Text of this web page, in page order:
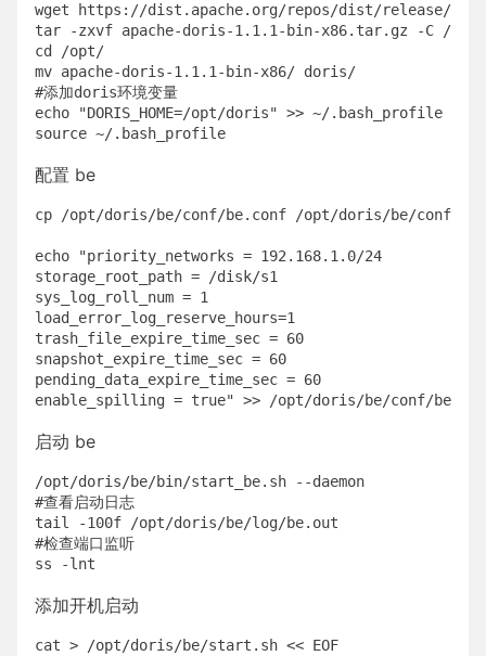
wget https://dist.apache.org/repos/dist/release/
tar -zxvf apache-doris-1.1.1-bin-x86.tar.gz -C /
cd /opt/
mv apache-doris-1.1.1-bin-x86/ doris/
#添加doris环境变量
echo "DORIS_HOME=/opt/doris" >> ~/.bash_profile
配置 be
cp /opt/doris/be/conf/be.conf /opt/doris/be/conf/
echo "priority_networks = 192.168.1.0/24
storage_root_path = /disk/s1
sys_log_roll_num = 1
load_error_log_reserve_hours=1
trash_file_expire_time_sec = 60
snapshot_expire_time_sec = 60
pending_data_expire_time_sec = 60
启动 be
/opt/doris/be/bin/start_be.sh --daemon
#查看启动日志
tail -100f /opt/doris/be/log/be.out
#检查端口监听
添加开机启动
cat > /opt/doris/be/start.sh << EOF